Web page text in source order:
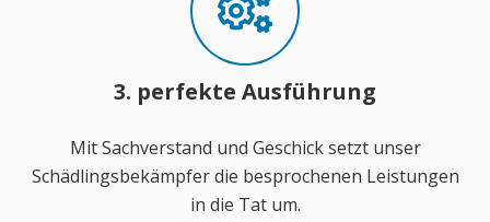
3. perfekte Ausführung
Mit Sachverstand und Geschick setzt unser
Schädlingsbekämpfer die besprochenen Leistungen
in die Tat um.